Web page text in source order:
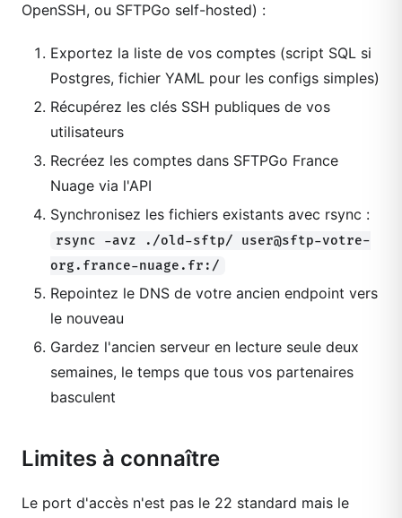
OpenSSH, ou SFTPGo self-hosted) :
Exportez la liste de vos comptes (script SQL si
Postgres, fichier YAML pour les configs simples)
Récupérez les clés SSH publiques de vos
utilisateurs
Recréez les comptes dans SFTPGo France
Nuage via l'API
Synchronisez les fichiers existants avec rsync :
rsync -avz ./old-sftp/ user@sftp-votre-
org.france-nuage.fr:/
Repointez le DNS de votre ancien endpoint vers
le nouveau
Gardez l'ancien serveur en lecture seule deux
semaines, le temps que tous vos partenaires
basculent
Limites à connaître
Le port d'accès n'est pas le 22 standard mais le